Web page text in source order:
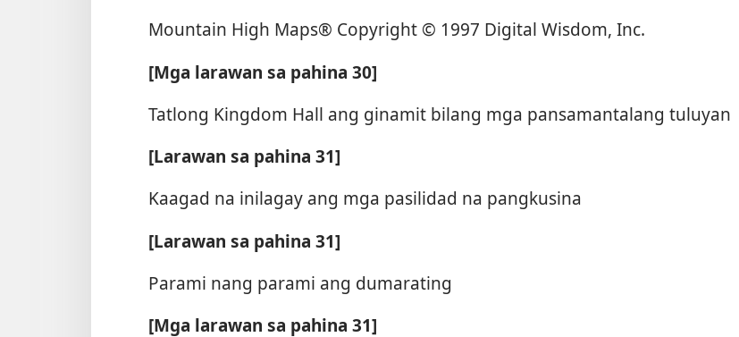
Mountain High Maps® Copyright © 1997 Digital Wisdom, Inc.
[Mga larawan sa pahina 30]
Tatlong Kingdom Hall ang ginamit bilang mga pansamantalang tuluyan
[Larawan sa pahina 31]
Kaagad na inilagay ang mga pasilidad na pangkusina
[Larawan sa pahina 31]
Parami nang parami ang dumarating
[Mga larawan sa pahina 31]